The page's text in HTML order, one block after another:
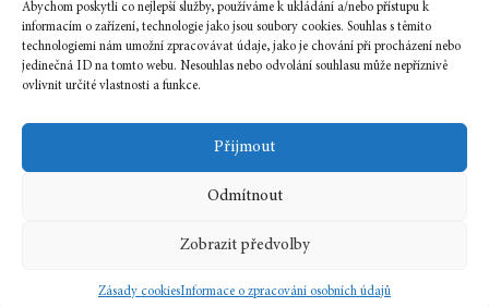
Abychom poskytli co nejlepší služby, používáme k ukládání a/nebo přístupu k
informacím o zařízení, technologie jako jsou soubory cookies. Souhlas s těmito
technologiemi nám umožní zpracovávat údaje, jako je chování při procházení nebo
jedinečná ID na tomto webu. Nesouhlas nebo odvolání souhlasu může nepříznivě
ovlivnit určité vlastnosti a funkce.
Přijmout
Odmítnout
Zobrazit předvolby
Zásady cookiesInformace o zpracování osobních údajů
(s. 27–28)
Knihovnička slovenské poezie
Světovka